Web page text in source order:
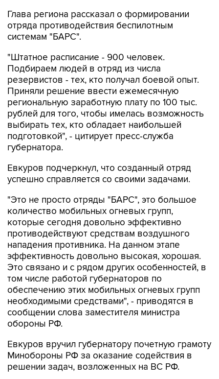
Глава региона рассказал о формировании
отряда противодействия беспилотным
системам "БАРС".
"Штатное расписание - 900 человек.
Подбираем людей в отряд из числа
резервистов - тех, кто получал боевой опыт.
Приняли решение ввести ежемесячную
региональную заработную плату по 100 тыс.
рублей для того, чтобы имелась возможность
выбирать тех, кто обладает наибольшей
подготовкой", - цитирует пресс-служба
губернатора.
Евкуров подчеркнул, что созданный отряд
успешно справляется со своими задачами.
"Это не просто отряды "БАРС", это большое
количество мобильных огневых групп,
которые сегодня довольно эффективно
противодействуют средствам воздушного
нападения противника. На данном этапе
эффективность довольно высокая, хорошая.
Это связано и с рядом других особенностей, в
том числе работой губернаторов по
обеспечению этих мобильных огневых групп
необходимыми средствами", - приводятся в
сообщении слова заместителя министра
обороны РФ.
Евкуров вручил губернатору почетную грамоту
Минобороны РФ за оказание содействия в
решении задач, возложенных на ВС РФ.